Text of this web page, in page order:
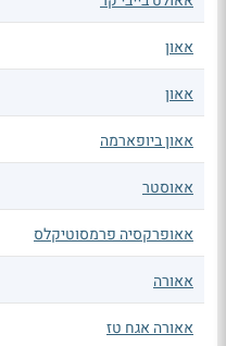
אאון
אאון
אאון ביופארמה
אאוסטר
אאופרקסיה פרמסוטיקלס
אאורה
אאורה אגח טז